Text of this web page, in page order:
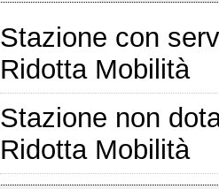
Stazione con
Ridotta Mobilità
Stazione non
Ridotta Mobilità